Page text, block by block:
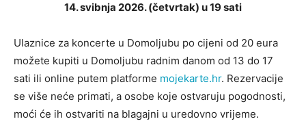
14. svibnja 2026. (četvrtak) u 19 sati
Ulaznice za koncerte u Domoljubu po cijeni od 20 eura
možete kupiti u Domoljubu radnim danom od 13 do 17
sati ili online putem platforme mojekarte.hr. Rezervacije
se više neće primati, a osobe koje ostvaruju pogodnosti,
moći će ih ostvariti na blagajni u uredovno vrijeme.